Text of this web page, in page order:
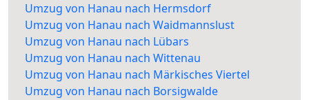
Umzug von Hanau nach Hermsdorf
Umzug von Hanau nach Waidmannslust
Umzug von Hanau nach Lübars
Umzug von Hanau nach Wittenau
Umzug von Hanau nach Märkisches Viertel
Umzug von Hanau nach Borsigwalde